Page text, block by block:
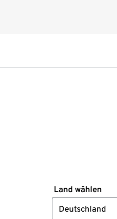
Land wählen
Deutschland